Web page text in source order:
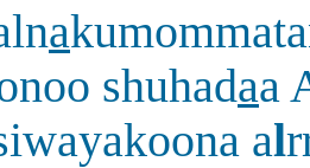
a
shuhadaa
al